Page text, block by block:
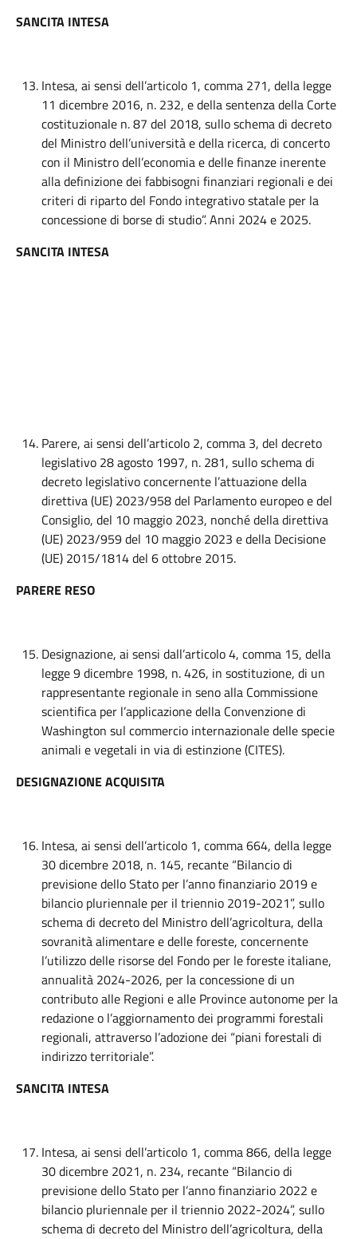
SANCITA INTESA
Intesa, ai sensi dell’articolo 1, comma 271, della legge
11 dicembre 2016, n. 232, e della sentenza della Corte
costituzionale n. 87 del 2018, sullo schema di decreto
del Ministro dell’università e della ricerca, di concerto
con il Ministro dell’economia e delle finanze inerente
alla definizione dei fabbisogni finanziari regionali e dei
criteri di riparto del Fondo integrativo statale per la
concessione di borse di studio”. Anni 2024 e 2025.
SANCITA INTESA
Parere, ai sensi dell’articolo 2, comma 3, del decreto
legislativo 28 agosto 1997, n. 281, sullo schema di
decreto legislativo concernente l’attuazione della
direttiva (UE) 2023/958 del Parlamento europeo e del
Consiglio, del 10 maggio 2023, nonché della direttiva
(UE) 2023/959 del 10 maggio 2023 e della Decisione
(UE) 2015/1814 del 6 ottobre 2015.
PARERE RESO
Designazione, ai sensi dall’articolo 4, comma 15, della
legge 9 dicembre 1998, n. 426, in sostituzione, di un
rappresentante regionale in seno alla Commissione
scientifica per l’applicazione della Convenzione di
Washington sul commercio internazionale delle specie
animali e vegetali in via di estinzione (CITES).
DESIGNAZIONE ACQUISITA
Intesa, ai sensi dell’articolo 1, comma 664, della legge
30 dicembre 2018, n. 145, recante “Bilancio di
previsione dello Stato per l’anno finanziario 2019 e
bilancio pluriennale per il triennio 2019-2021”, sullo
schema di decreto del Ministro dell’agricoltura, della
sovranità alimentare e delle foreste, concernente
l’utilizzo delle risorse del Fondo per le foreste italiane,
annualità 2024-2026, per la concessione di un
contributo alle Regioni e alle Province autonome per la
redazione o l’aggiornamento dei programmi forestali
regionali, attraverso l’adozione dei “piani forestali di
indirizzo territoriale”.
SANCITA INTESA
Intesa, ai sensi dell’articolo 1, comma 866, della legge
30 dicembre 2021, n. 234, recante “Bilancio di
previsione dello Stato per l’anno finanziario 2022 e
bilancio pluriennale per il triennio 2022-2024”, sullo
schema di decreto del Ministro dell’agricoltura, della